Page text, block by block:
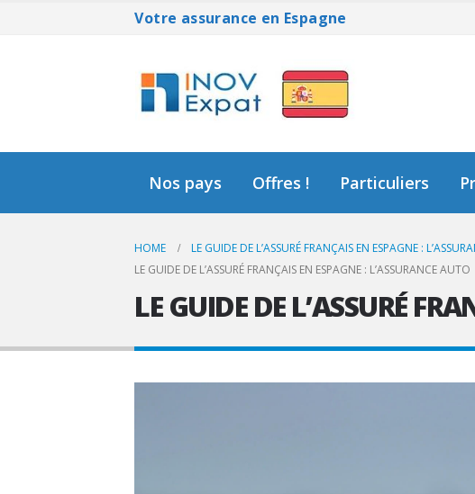
Votre assurance en Espagne
Nos pays Offres ! Particuliers
HOME LE GUIDE DE L’ASSURÉ FRANÇAIS EN ESPAGNE :
LE GUIDE DE L’ASSURÉ FRANÇAIS EN ESPAGNE : L’ASSURANCE AUTO
LE GUIDE DE L’ASSURÉ